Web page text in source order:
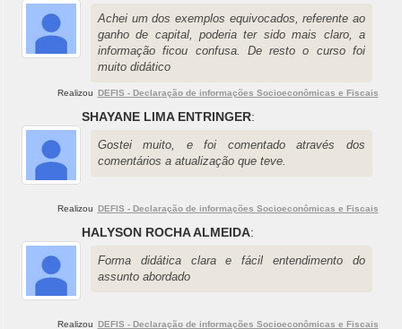
Achei um dos exemplos equivocados, referente ao
ganho de capital, poderia ter sido mais claro, a
informação ficou confusa. De resto o curso foi
muito didático
Realizou DEFIS - Declaração de informações Socioeconômicas e Fiscais
SHAYANE LIMA ENTRINGER:
Gostei muito, e foi comentado através dos
comentários a atualização que teve.
Realizou DEFIS - Declaração de informações Socioeconômicas e Fiscais
HALYSON ROCHA ALMEIDA:
Forma didática clara e fácil entendimento do
assunto abordado
Realizou DEFIS - Declaração de informações Socioeconômicas e Fiscais